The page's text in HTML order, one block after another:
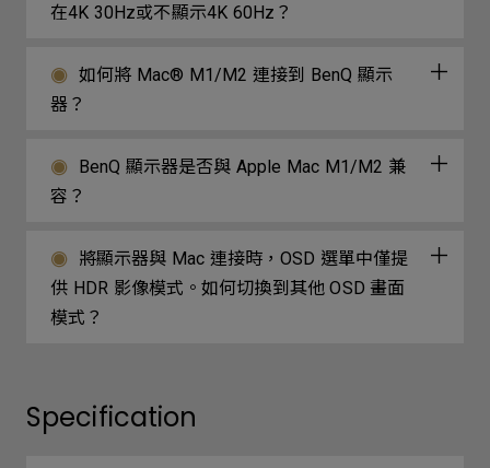
在4K 30Hz或不顯示4K 60Hz？
如何將 Mac® M1/M2 連接到 BenQ 顯示
器？
BenQ 顯示器是否與 Apple Mac M1/M2 兼
容？
將顯示器與 Mac 連接時，OSD 選單中僅提
供 HDR 影像模式。如何切換到其他 OSD 畫面
模式？
Specification